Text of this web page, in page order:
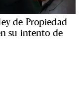
de Propiedad
su intento de